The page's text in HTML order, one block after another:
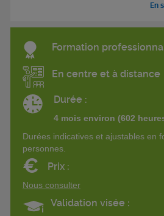
En
Formation
En centre et à distance
Durée :
4 mois environ (602
Durées indicatives et ajustables en
personnes.
€ Prix :
Nous consulter
Validation visée :